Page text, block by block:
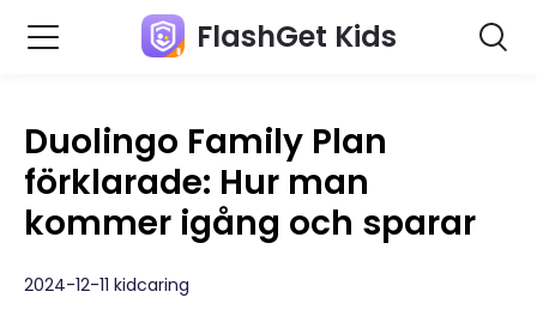
FlashGet Kids
Duolingo Family Plan
förklarade: Hur man
kommer igång och sparar
2024-12-11 kidcaring